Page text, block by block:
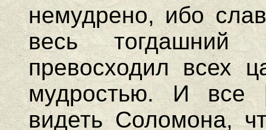
немудрено, ибо
весь
превосходил всех
мудростью. И все
видеть Соломона,